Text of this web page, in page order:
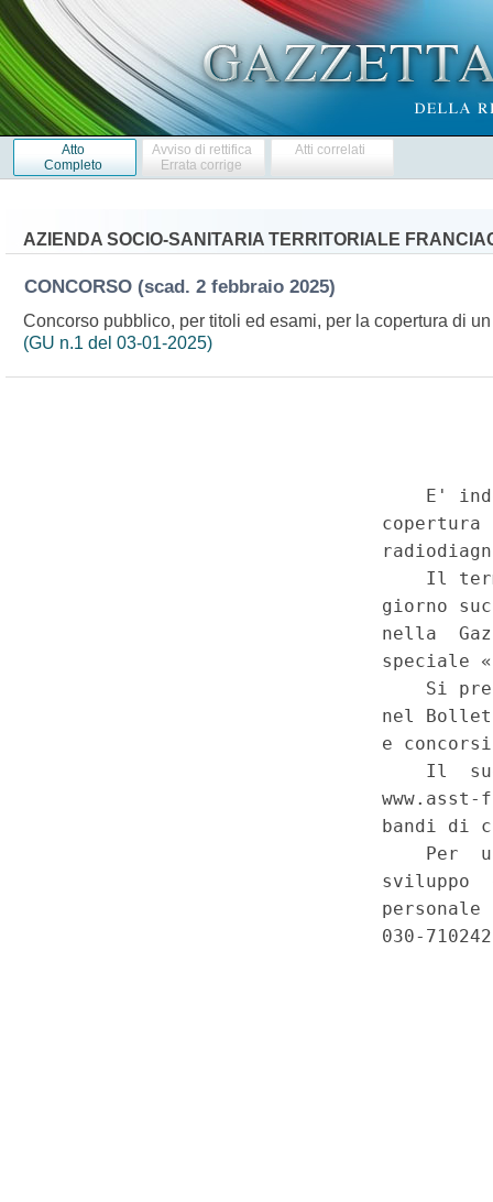
Atto
Completo
Avviso di rettifica
Errata corrige
Atti correlati
AZIENDA SOCIO-SANITARIA TERRITORIALE
CONCORSO (scad. 2 febbraio 2025)
Concorso pubblico, per titoli ed esami, per la copertura di
(GU n.1 del 03-01-2025)